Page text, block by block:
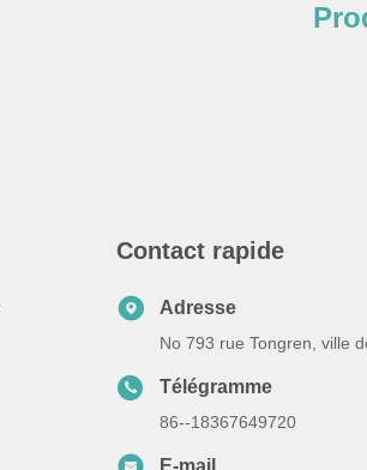
Contact rapide
Adresse
No 793 rue Tongren, ville
Télégramme
86--18367649720
E-mail